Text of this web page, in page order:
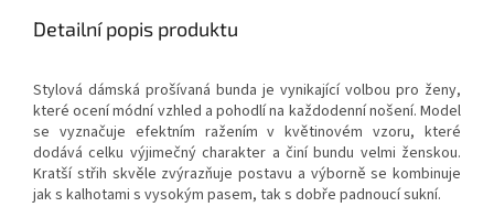
Detailní popis produktu
Stylová dámská prošívaná bunda je vynikající volbou pro ženy,
které ocení módní vzhled a pohodlí na každodenní nošení. Model
se vyznačuje efektním ražením v květinovém vzoru, které
dodává celku výjimečný charakter a činí bundu velmi ženskou.
Kratší střih skvěle zvýrazňuje postavu a výborně se kombinuje
jak s kalhotami s vysokým pasem, tak s dobře padnoucí sukní.